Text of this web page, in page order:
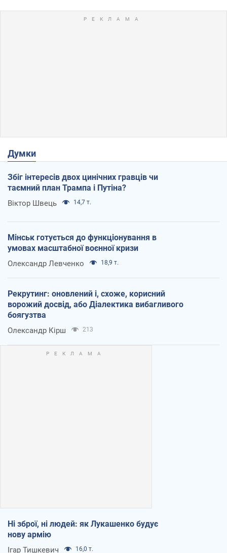
Думки
Збіг інтересів двох цинічних гравців чи
таємний план Трампа і Путіна?
Віктор Швець 14,7 т.
Мінськ готується до функціонування в
умовах масштабної воєнної кризи
Олександр Левченко 18,9 т.
Рекрутинг: оновлений і, схоже, корисний
ворожий досвід, або Діалектика вибагливого
боягузтва
Олександр Кірш 213
Ні зброї, ні людей: як Лукашенко будує
нову армію
Ігар Тишкевич 16,0 т.